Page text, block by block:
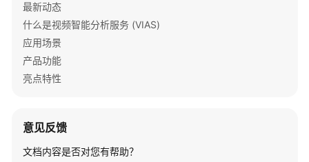
概
览
如
用
最新动态
什么是视频智能分析服务 (VIAS)
应用场景
产品功能
亮点特性
意见反馈
文档内容是否对您有帮助？